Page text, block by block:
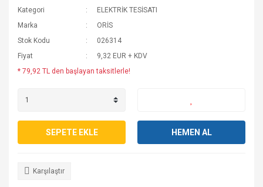
Kategori
ELEKTRİK TESİSATI
Marka
ORİS
Stok Kodu
026314
Fiyat
9,32 EUR + KDV
* 79,92 TL den başlayan taksitlerle!
SEPETE EKLE HEMEN AL
Karşılaştır